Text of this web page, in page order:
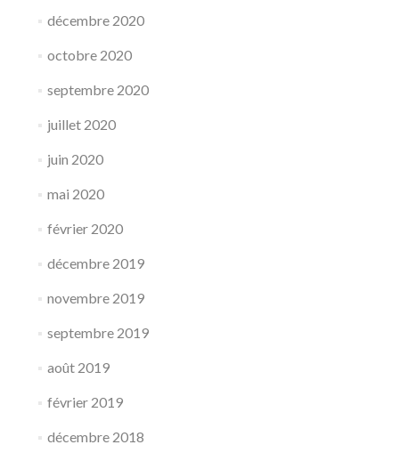
décembre 2020
octobre 2020
septembre 2020
juillet 2020
juin 2020
mai 2020
février 2020
décembre 2019
novembre 2019
septembre 2019
août 2019
février 2019
décembre 2018